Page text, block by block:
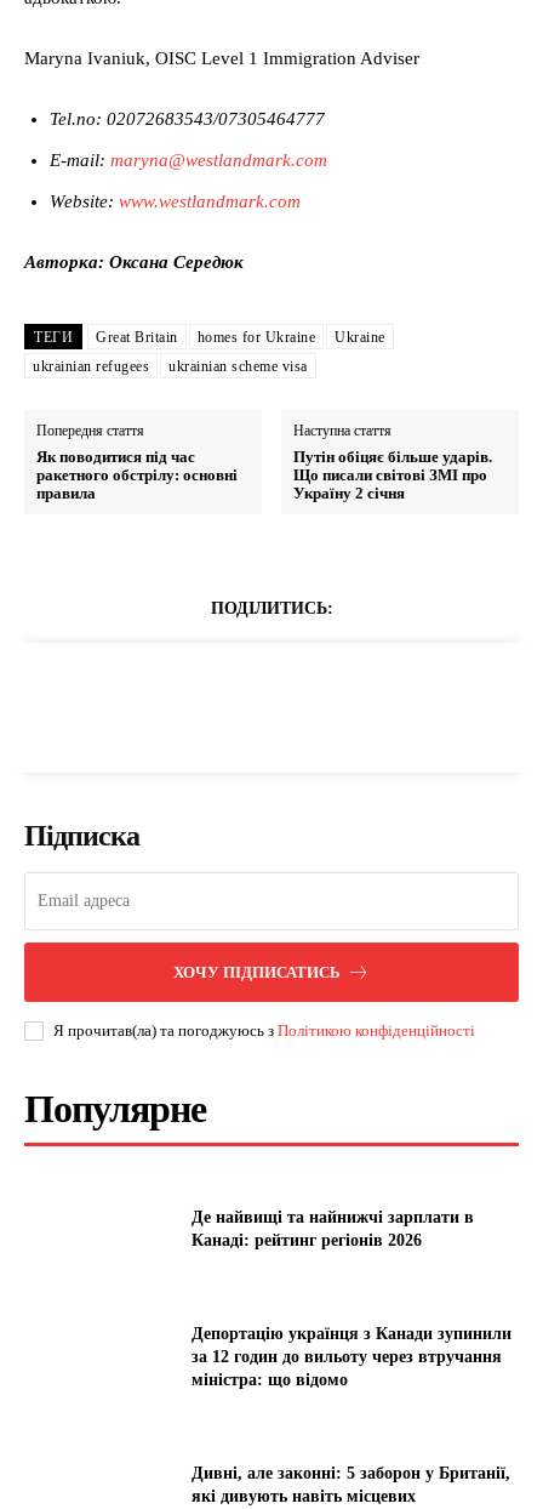
Maryna Ivaniuk, OISC Level 1 Immigration Adviser
Tel.no: 02072683543/07305464777
E-mail: maryna@westlandmark.com
Website: www.westlandmark.com
Авторка: Оксана Середюк
ТЕГИ Great Britain homes for Ukraine
Ukraine
ukrainian refugees
ukrainian scheme visa
Попередня стаття
Як поводитися під час
ракетного обстрілу: основні
правила
Наступна стаття
Путін обіцяє більше ударів.
Що писали світові ЗМІ про
Україну 2 січня
ПОДІЛИТИСЬ:
Підписка
ХОЧУ ПІДПИСАТИСЬ
Я прочитав(ла) та погоджуюсь з Політикою конфіденційності
Популярне
Де найвищі та найнижчі зарплати в
Канаді: рейтинг регіонів 2026
Депортацію українця з Канади зупинили
за 12 годин до вильоту через втручання
міністра: що відомо
Дивні, але законні: 5 заборон у Британії,
які дивують навіть місцевих